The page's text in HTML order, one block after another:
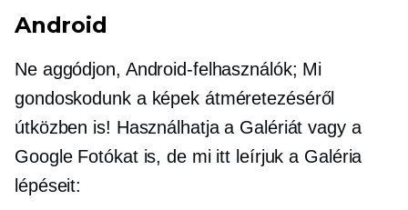
Android
Ne aggódjon, Android-felhasználók; Mi
gondoskodunk a képek átméretezéséről
útközben is! Használhatja a Galériát vagy a
Google Fotókat is, de mi itt leírjuk a Galéria
lépéseit: